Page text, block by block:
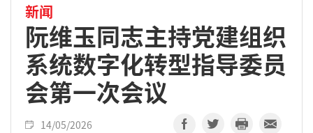
新闻
阮维玉同志主持党建组织
系统数字化转型指导委员
会第一次会议
14/05/2026